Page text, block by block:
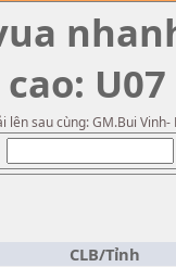
U07
lên sau cùng: GM.Bui
CLB/Tỉnh